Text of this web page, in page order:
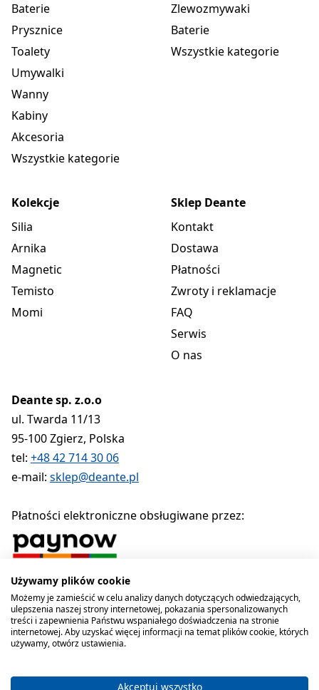
Baterie
Prysznice
Toalety
Umywalki
Wanny
Kabiny
Akcesoria
Wszystkie kategorie
Zlewozmywaki
Baterie
Wszystkie kategorie
Kolekcje
Silia
Arnika
Magnetic
Temisto
Momi
Sklep Deante
Kontakt
Dostawa
Płatności
Zwroty i reklamacje
FAQ
Serwis
O nas
Deante sp. z.o.o
ul. Twarda 11/13
95-100 Zgierz, Polska
tel: +48 42 714 30 06
e-mail: sklep@deante.pl
Płatności elektroniczne obsługiwane przez:
Deante sp. z o.o. 1990-2026
Polityka prywatności Regulamin Polityka cookies
Używamy plików cookie
Możemy je zamieścić w celu analizy danych dotyczących odwiedzających,
ulepszenia naszej strony internetowej, pokazania spersonalizowanych
treści i zapewnienia Państwu wspaniałego doświadczenia na stronie
internetowej. Aby uzyskać więcej informacji na temat plików cookie, których
używamy, otwórz ustawienia.
Akceptuj wszystko